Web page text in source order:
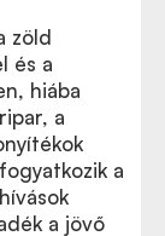
zöld
és a
hiába
a
a
a jövő